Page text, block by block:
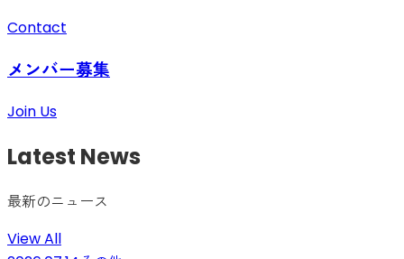
Contact
メンバー募集
Join Us
Latest News
最新のニュース
View All